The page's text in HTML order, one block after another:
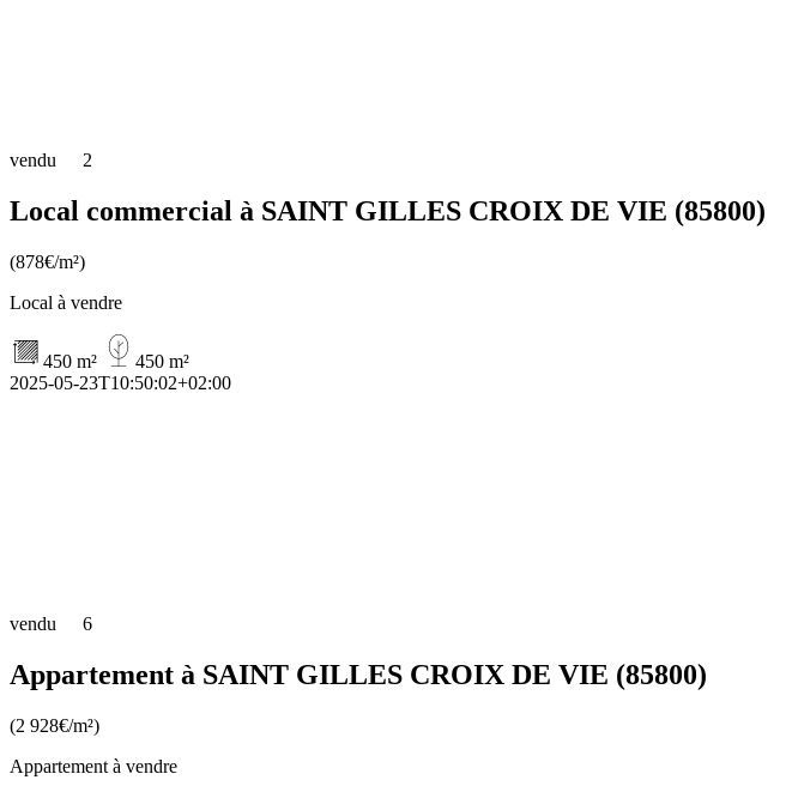
vendu 2
Local commercial à SAINT GILLES CROIX DE VIE (85800)
(878€/m²)
Local à vendre
450 m²
450 m²
2025-05-23T10:50:02+02:00
vendu 6
Appartement à SAINT GILLES CROIX DE VIE (85800)
(2 928€/m²)
Appartement à vendre